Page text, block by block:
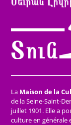
La Maison de la
de la Seine-Saint-
juillet 1901. Elle a
culture en générale